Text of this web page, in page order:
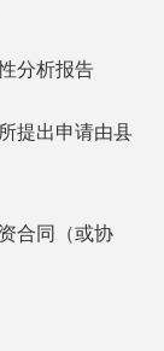
分析报告
提出申请由县
合同（或协